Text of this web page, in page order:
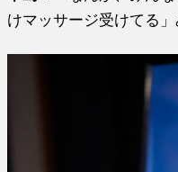
けマッサージ受けてる」